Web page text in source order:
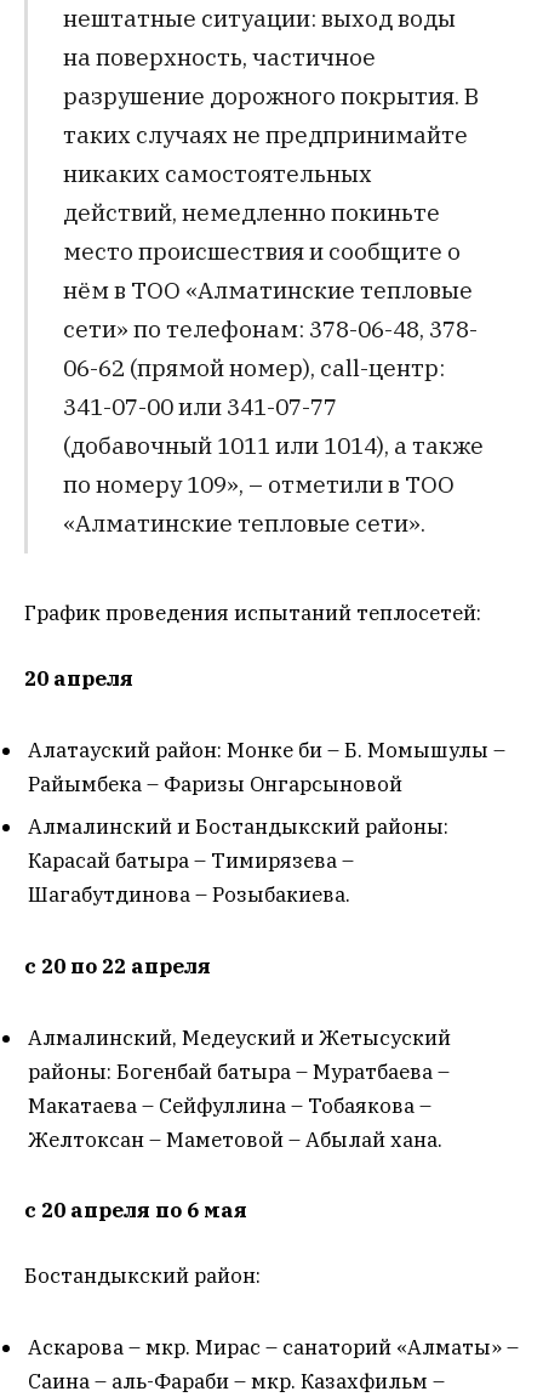
нештатные ситуации: выход воды
на поверхность, частичное
разрушение дорожного покрытия. В
таких случаях не предпринимайте
никаких самостоятельных
действий, немедленно покиньте
место происшествия и сообщите о
нём в ТОО «Алматинские тепловые
сети» по телефонам: 378-06-48, 378-
06-62 (прямой номер), call-центр:
341-07-00 или 341-07-77
(добавочный 1011 или 1014), а также
по номеру 109», – отметили в ТОО
«Алматинские тепловые сети».
График проведения испытаний теплосетей:
20 апреля
Алатауский район: Монке би – Б. Момышулы –
Райымбека – Фаризы Онгарсыновой
Алмалинский и Бостандыкский районы:
Карасай батыра – Тимирязева –
Шагабутдинова – Розыбакиева.
с 20 по 22 апреля
Алмалинский, Медеуский и Жетысуский
районы: Богенбай батыра – Муратбаева –
Макатаева – Сейфуллина – Тобаякова –
Желтоксан – Маметовой – Абылай хана.
с 20 апреля по 6 мая
Бостандыкский район:
Аскарова – мкр. Мирас – санаторий «Алматы» –
Саина – аль-Фараби – мкр. Казахфильм –